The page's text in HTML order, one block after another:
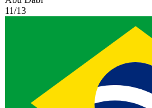
11/13